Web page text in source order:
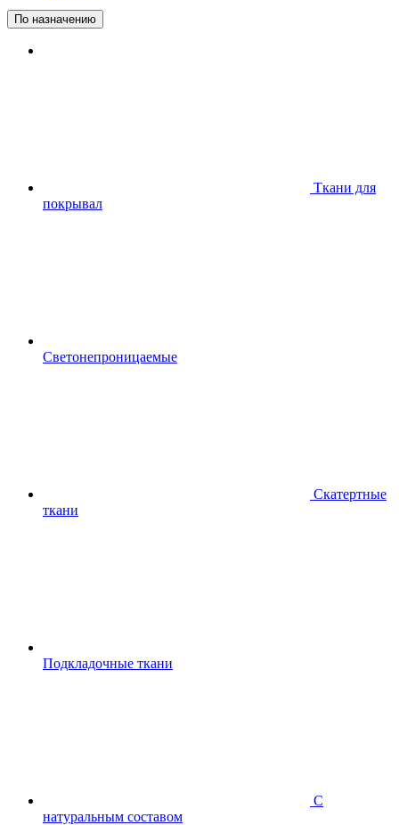
По назначению
Ткани для
покрывал
Светонепроницаемые
Скатертные
ткани
Подкладочные ткани
С
натуральным составом